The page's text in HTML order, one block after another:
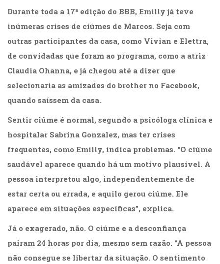
Comportamento
Comunicação
(232)
Corpo
Movimento
(226)
Crescimento
(222)
(14)
Culinária,
Alimentação
Economia,
Negócios
(278)
Especial
(39)
Durante toda a 17ª edição do BBB, Emilly já teve
inúmeras crises de ciúmes de Marcos. Seja com
outras participantes da casa, como Vivian e Elettra,
de convidadas que foram ao programa, como a atriz
Claudia Ohanna, e já chegou até a dizer que
selecionaria as amizades do brother no Facebook,
quando saíssem da casa.
Sentir ciúme é normal, segundo a psicóloga clínica e
hospitalar Sabrina Gonzalez, mas ter crises
frequentes, como Emilly, indica problemas. “O ciúme
saudável aparece quando há um motivo plausível. A
pessoa interpretou algo, independentemente de
estar certa ou errada, e aquilo gerou ciúme. Ele
aparece em situações específicas”, explica.
Já o exagerado, não. O ciúme e a desconfiança
pairam 24 horas por dia, mesmo sem razão. “A pessoa
não consegue se libertar da situação. O sentimento